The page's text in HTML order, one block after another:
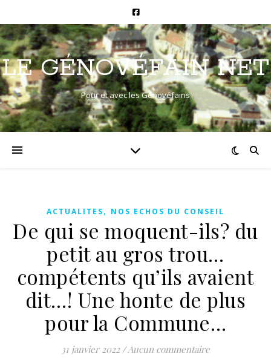
LE GÉNOVÉFAIN NET
Pour et avec les Génovéfains
ACTUALITES, NOS ECHOS DU CONSEIL
De qui se moquent-ils? du
petit au gros trou…
compétents qu’ils avaient
dit…! Une honte de plus
pour la Commune…
31 janvier 2022 /Aucun commentaire